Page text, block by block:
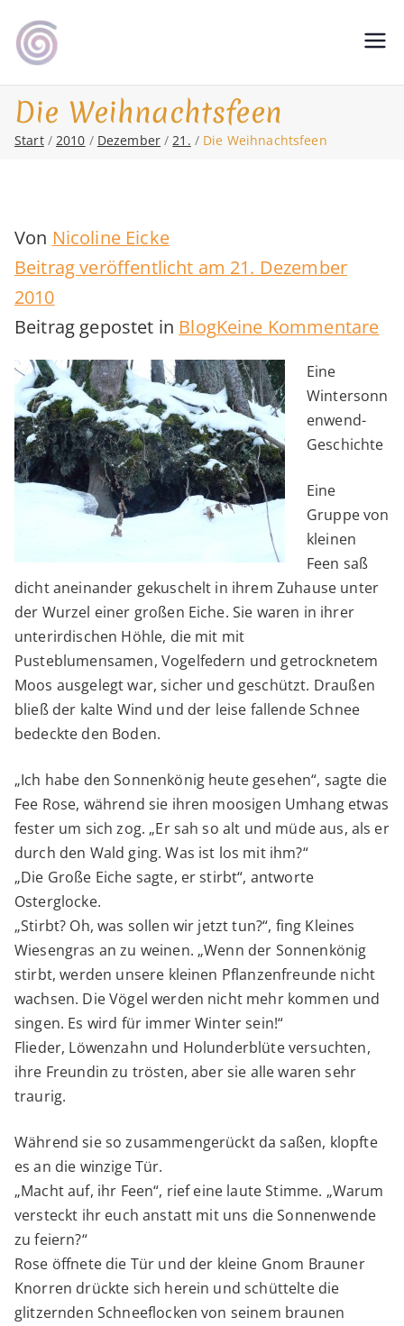
Inhalt
springen
Change
∞ Classical Homeopathy ∞ Astrology
Die Weihnachtsfeen
Start 2010 Dezember 21. Die Weihnachtsfeen
Von Nicoline Eicke
Beitrag veröffentlicht am 21. Dezember
2010
Beitrag gepostet in BlogKeine Kommentarezu
Eine
Wintersonn
enwend-
Geschichte
Eine
Gruppe von
kleinen
Feen saß
dicht aneinander gekuschelt in ihrem Zuhause unter
der Wurzel einer großen Eiche. Sie waren in ihrer
unterirdischen Höhle, die mit mit
Pusteblumensamen, Vogelfedern und getrocknetem
Moos ausgelegt war, sicher und geschützt. Draußen
bließ der kalte Wind und der leise fallende Schnee
bedeckte den Boden.
„Ich habe den Sonnenkönig heute gesehen“, sagte die
Fee Rose, während sie ihren moosigen Umhang etwas
fester um sich zog. „Er sah so alt und müde aus, als er
durch den Wald ging. Was ist los mit ihm?“
„Die Große Eiche sagte, er stirbt“, antworte
Osterglocke.
„Stirbt? Oh, was sollen wir jetzt tun?“, fing Kleines
Wiesengras an zu weinen. „Wenn der Sonnenkönig
stirbt, werden unsere kleinen Pflanzenfreunde nicht
wachsen. Die Vögel werden nicht mehr kommen und
singen. Es wird für immer Winter sein!“
Flieder, Löwenzahn und Holunderblüte versuchten,
ihre Freundin zu trösten, aber sie alle waren sehr
traurig.
Während sie so zusammengerückt da saßen, klopfte
es an die winzige Tür.
„Macht auf, ihr Feen“, rief eine laute Stimme. „Warum
versteckt ihr euch anstatt mit uns die Sonnenwende
zu feiern?“
Rose öffnete die Tür und der kleine Gnom Brauner
Knorren drückte sich herein und schüttelte die
glitzernden Schneeflocken von seinem braunen